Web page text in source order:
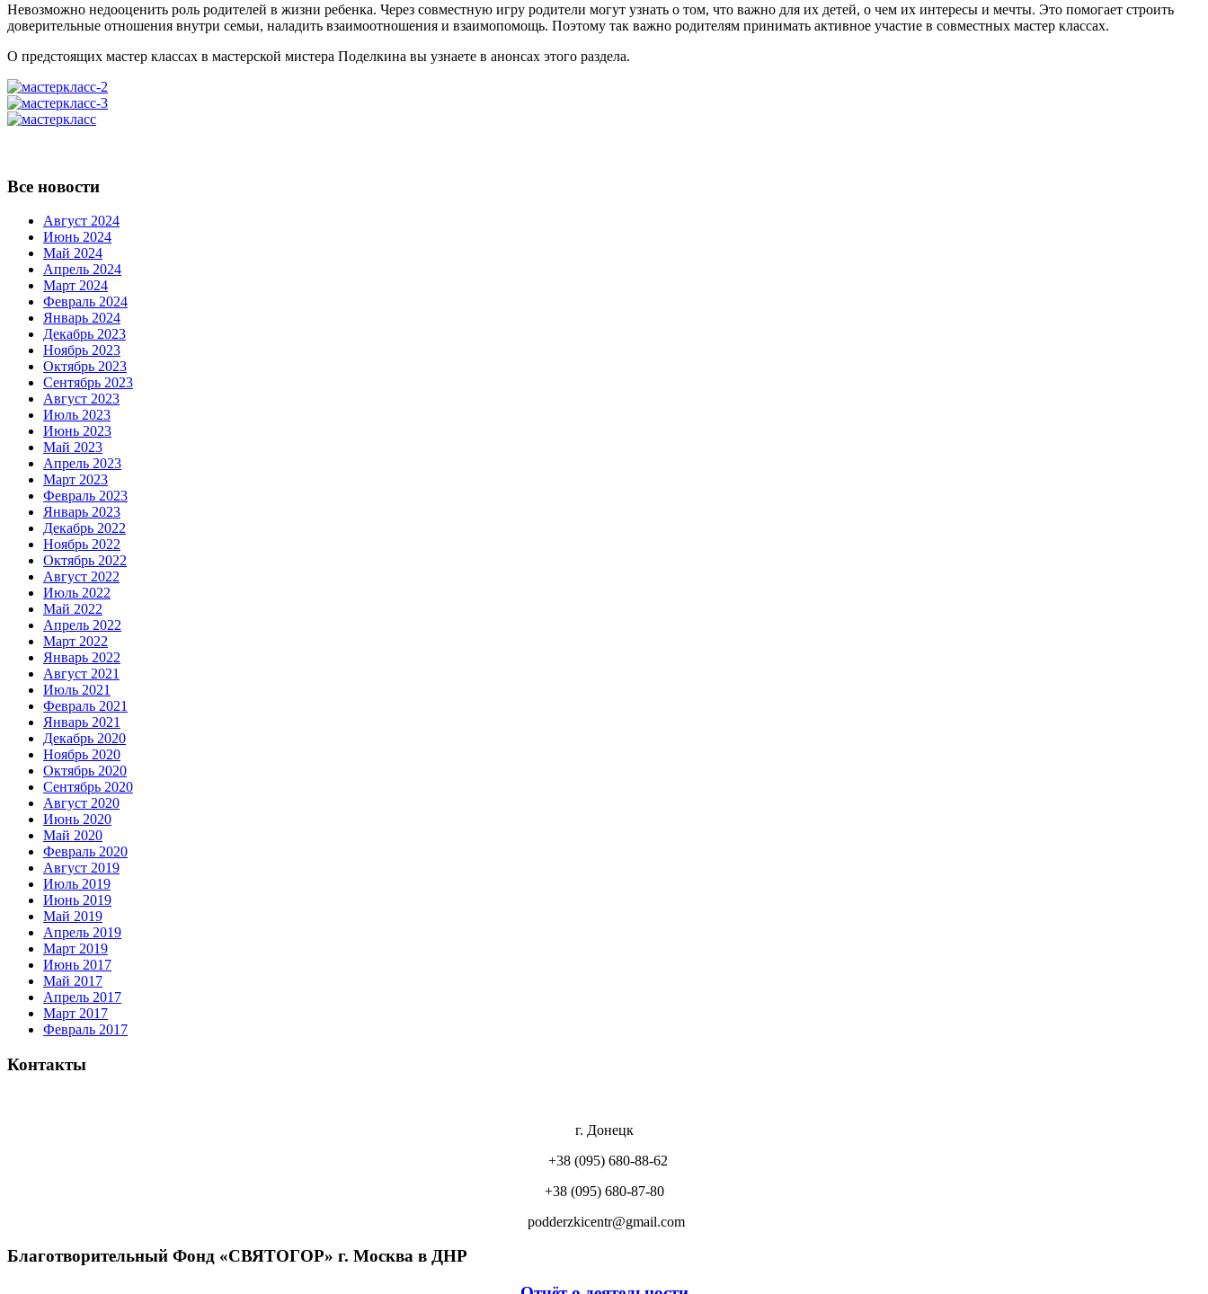
Невозможно недооценить роль родителей в жизни ребенка. Через совместную игру родители могут узнать о том, что важно для их детей, о чем их интересы и мечты. Это помогает строить
доверительные отношения внутри семьи, наладить взаимоотношения и взаимопомощь. Поэтому так важно родителям принимать активное участие в совместных мастер классах.
О предстоящих мастер классах в мастерской мистера Поделкина вы узнаете в анонсах этого раздела.
Все новости
Август 2024
Июнь 2024
Май 2024
Апрель 2024
Март 2024
Февраль 2024
Январь 2024
Декабрь 2023
Ноябрь 2023
Октябрь 2023
Сентябрь 2023
Август 2023
Июль 2023
Июнь 2023
Май 2023
Апрель 2023
Март 2023
Февраль 2023
Январь 2023
Декабрь 2022
Ноябрь 2022
Октябрь 2022
Август 2022
Июль 2022
Май 2022
Апрель 2022
Март 2022
Январь 2022
Август 2021
Июль 2021
Февраль 2021
Январь 2021
Декабрь 2020
Ноябрь 2020
Октябрь 2020
Сентябрь 2020
Август 2020
Июнь 2020
Май 2020
Февраль 2020
Август 2019
Июль 2019
Июнь 2019
Май 2019
Апрель 2019
Март 2019
Июнь 2017
Май 2017
Апрель 2017
Март 2017
Февраль 2017
Контакты
г. Донецк
+38 (095) 680-88-62
+38 (095) 680-87-80
podderzkicentr@gmail.com
Благотворительный Фонд «СВЯТОГОР» г. Москва в ДНР